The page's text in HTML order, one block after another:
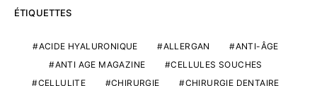
ÉTIQUETTES
ACIDE HYALURONIQUE ALLERGAN
ANTI-ÂGE
ANTI AGE MAGAZINE
CELLULES SOUCHES
CELLULITE
CHIRURGIE
CHIRURGIE DENTAIRE